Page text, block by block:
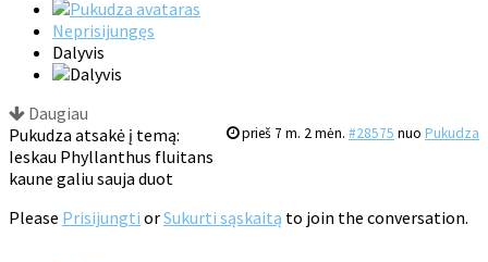
Neprisijungęs
Dalyvis
Daugiau
prieš 7 m. 2 mėn. #28575 nuo Pukudza
Pukudza atsakė į temą:
Ieskau Phyllanthus fluitans
kaune galiu sauja duot
Please Prisijungti orSukurti sąskaitą to join the conversation.